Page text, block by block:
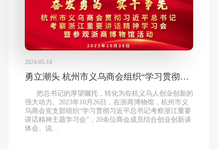
2024-05-14
勇立潮头 杭州市义乌商会组织“学习贯彻习近平总书记考察浙江重要讲话精神主题学习会”暨参观浙商博物馆活动
把总书记的厚望嘱托，转化为在杭义乌人创业创新的
强大动力。2023年10月26日，在浙商博物馆，杭州市义
乌商会党支部组织“学习贯彻习近平总书记考察浙江重要
讲话精神主题学习会”，20余位商会成员结合创业创新谈
体会、说...